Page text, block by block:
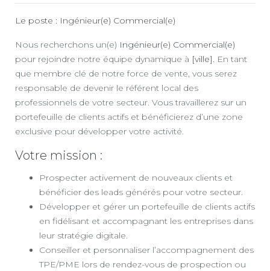
Le poste : Ingénieur(e) Commercial(e)
Nous recherchons un(e) Ingénieur(e) Commercial(e)
pour rejoindre notre équipe dynamique à [ville]. En tant
que membre clé de notre force de vente, vous serez
responsable de devenir le référent local des
professionnels de votre secteur. Vous travaillerez sur un
portefeuille de clients actifs et bénéficierez d’une zone
exclusive pour développer votre activité.
Votre mission :
Prospecter activement de nouveaux clients et
bénéficier des leads générés pour votre secteur.
Développer et gérer un portefeuille de clients actifs
en fidélisant et accompagnant les entreprises dans
leur stratégie digitale.
Conseiller et personnaliser l’accompagnement des
TPE/PME lors de rendez-vous de prospection ou